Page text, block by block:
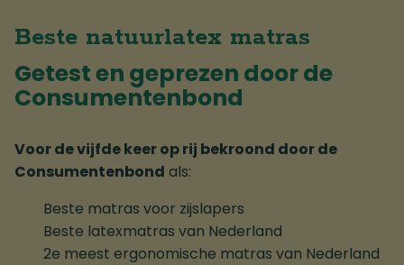
Beste natuurlatex matras
Getest en geprezen door de
Consumentenbond
Voor de vijfde keer op rij bekroond door de
Consumentenbond als:
Beste matras voor zijslapers
Beste latexmatras van Nederland
2e meest ergonomische matras van Nederland